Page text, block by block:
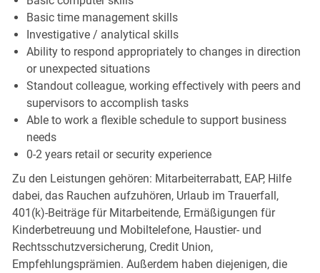
Basic time management skills
Investigative / analytical skills
Ability to respond appropriately to changes in direction
or unexpected situations
Standout colleague, working effectively with peers and
supervisors to accomplish tasks
Able to work a flexible schedule to support business
needs
0-2 years retail or security experience
Zu den Leistungen gehören: Mitarbeiterrabatt, EAP, Hilfe
dabei, das Rauchen aufzuhören, Urlaub im Trauerfall,
401(k)-Beiträge für Mitarbeitende, Ermäßigungen für
Kinderbetreuung und Mobiltelefone, Haustier- und
Rechtsschutzversicherung, Credit Union,
Empfehlungsprämien. Außerdem haben diejenigen, die